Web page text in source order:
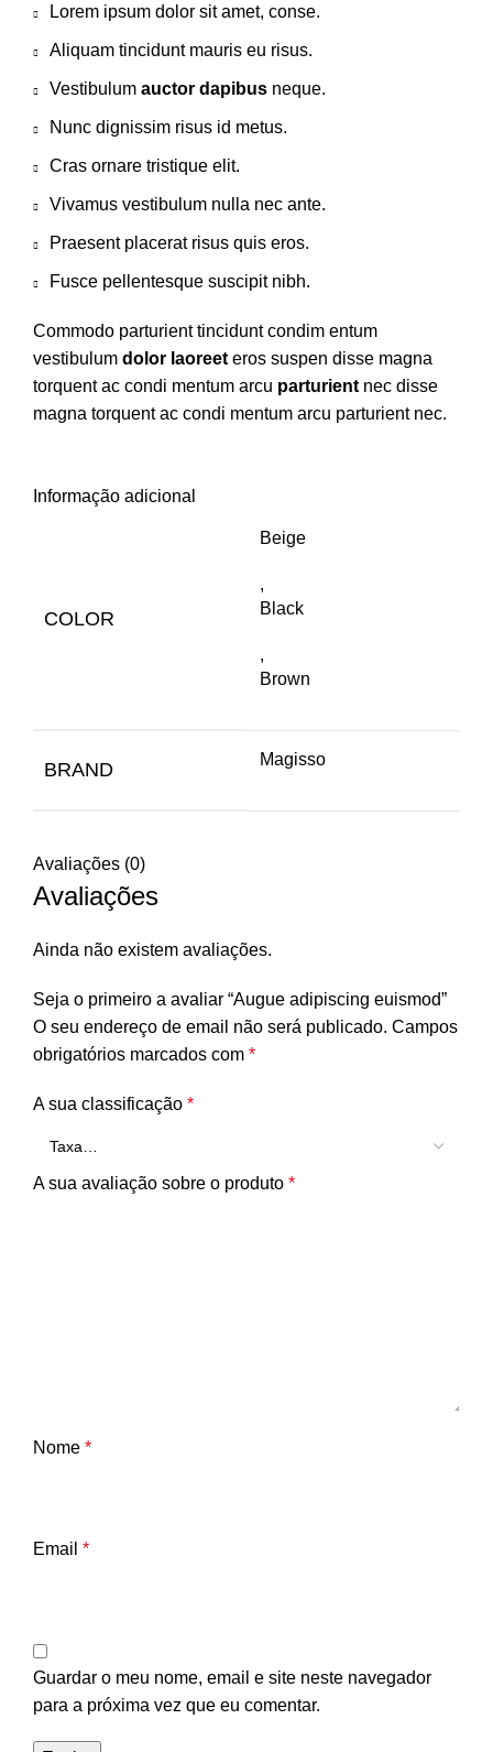
Lorem ipsum dolor sit amet, conse.
Aliquam tincidunt mauris eu risus.
Vestibulum auctor dapibus neque.
Nunc dignissim risus id metus.
Cras ornare tristique elit.
Vivamus vestibulum nulla nec ante.
Praesent placerat risus quis eros.
Fusce pellentesque suscipit nibh.
Commodo parturient tincidunt condim entum
vestibulum dolor laoreet eros suspen disse magna
torquent ac condi mentum arcu parturient nec disse
magna torquent ac condi mentum arcu parturient nec.
Informação adicional
COLOR
Beige
,
Black
,
Brown
BRAND Magisso
Avaliações (0)
Avaliações
Ainda não existem avaliações.
Seja o primeiro a avaliar “Augue adipiscing euismod”
O seu endereço de email não será publicado. Campos
obrigatórios marcados com *
A sua classificação *
A sua avaliação sobre o produto *
Nome *
Email *
Guardar o meu nome, email e site neste navegador
para a próxima vez que eu comentar.